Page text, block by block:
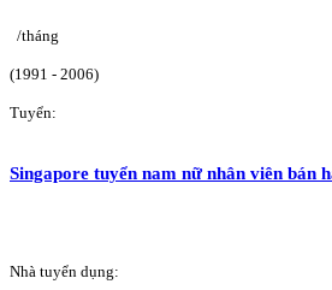
/tháng
(1991 - 2006)
Tuyển:
Singapore tuyển nam nữ nhân viên bán
Nhà tuyển dụng: